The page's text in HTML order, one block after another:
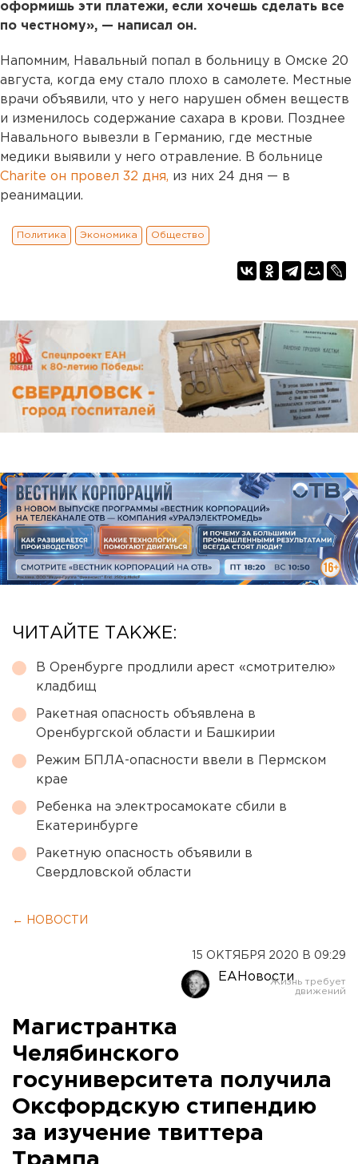
оформишь эти платежи, если хочешь сделать все
по честному», — написал он.
Напомним, Навальный попал в больницу в Омске 20
августа, когда ему стало плохо в самолете. Местные
врачи объявили, что у него нарушен обмен веществ
и изменилось содержание сахара в крови. Позднее
Навального вывезли в Германию, где местные
медики выявили у него отравление. В больнице
Charite он провел 32 дня, из них 24 дня — в
реанимации.
Политика Экономика Общество
ЧИТАЙТЕ ТАКЖЕ:
В Оренбурге продлили арест «смотрителю»
кладбищ
Ракетная опасность объявлена в
Оренбургской области и Башкирии
Режим БПЛА-опасности ввели в Пермском
крае
Ребенка на электросамокате сбили в
Екатеринбурге
Ракетную опасность объявили в
Свердловской области
← НОВОСТИ
15 ОКТЯБРЯ 2020 В 09:29
ЕАНовости
Магистрантка
Челябинского
госуниверситета получила
Оксфордскую стипендию
за изучение твиттера